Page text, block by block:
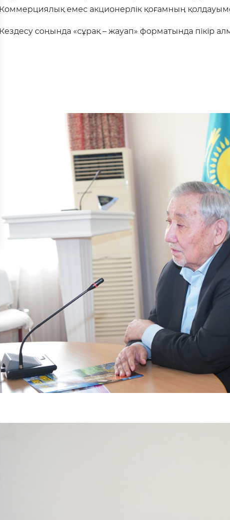
Коммерциялық емес акционерлік қоғамның
Кездесу соңында «сұрақ – жауап» форматында пікір